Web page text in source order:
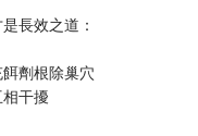
長效之道：
劑根除巢穴
干擾